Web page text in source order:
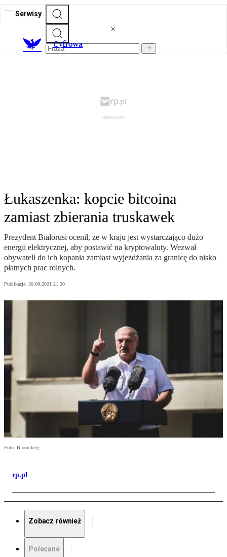
Serwisy
Cyfrowa
Łukaszenka: kopcie bitcoina
zamiast zbierania truskawek
Prezydent Białorusi ocenił, że w kraju jest wystarczająco dużo
energii elektrycznej, aby postawić na kryptowaluty. Wezwał
obywateli do ich kopania zamiast wyjeżdżania za granicę do nisko
płatnych prac rolnych.
Publikacja: 30.08.2021 21:20
Foto: Bloomberg
rp.pl
Zobacz również
Polecane